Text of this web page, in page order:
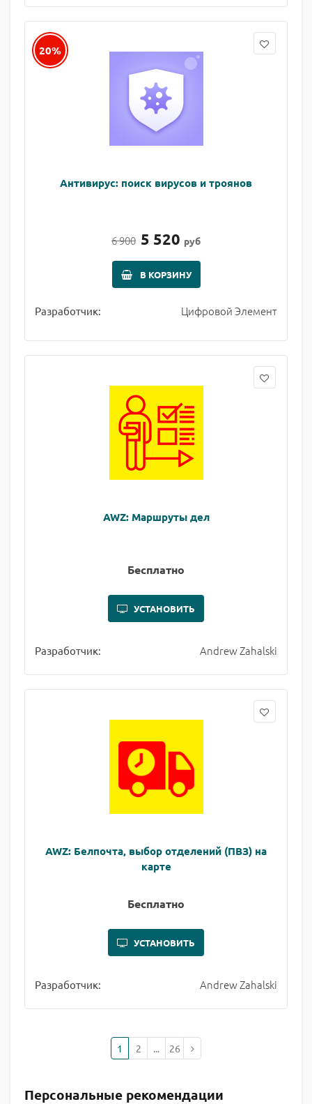
20%
Антивирус: поиск вирусов и троянов
6 900 5 520 руб
В КОРЗИНУ
Разработчик: Цифровой Элемент
AWZ: Маршруты дел
Бесплатно
УСТАНОВИТЬ
Разработчик: Andrew Zahalski
AWZ: Белпочта, выбор отделений (ПВЗ) на
карте
Бесплатно
УСТАНОВИТЬ
Разработчик: Andrew Zahalski
1 2 ... 26
Персональные рекомендации